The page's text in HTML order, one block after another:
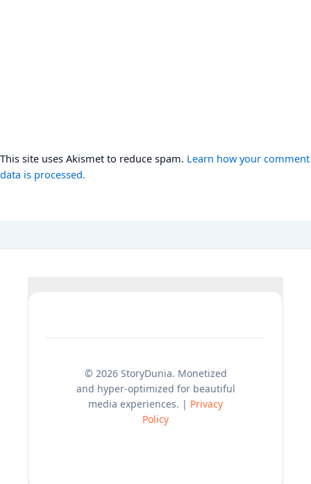
This site uses Akismet to reduce spam. Learn how your comment
data is processed.
© 2026 StoryDunia. Monetized
and hyper-optimized for beautiful
media experiences. | Privacy
Policy